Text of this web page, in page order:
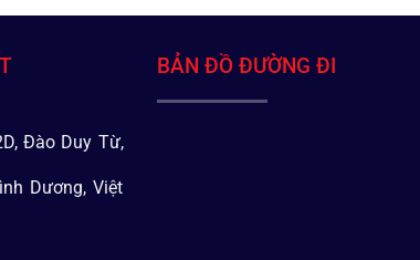
Đào Duy Từ,
Dương, Việt
BẢN ĐỒ ĐƯỜNG ĐI